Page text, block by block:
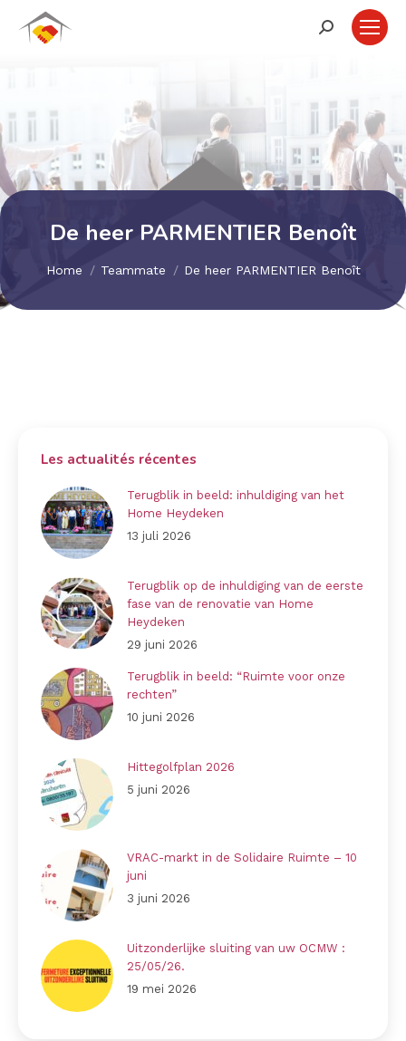
Zoeken:
De heer PARMENTIER Benoît
Home Teammate De heer PARMENTIER Benoît
Les actualités récentes
Terugblik in beeld: inhuldiging van het
Home Heydeken
13 juli 2026
Terugblik op de inhuldiging van de eerste
fase van de renovatie van Home
Heydeken
29 juni 2026
Terugblik in beeld: “Ruimte voor onze
rechten”
10 juni 2026
Hittegolfplan 2026
5 juni 2026
VRAC-markt in de Solidaire Ruimte – 10
juni
3 juni 2026
Uitzonderlijke sluiting van uw OCMW :
25/05/26.
19 mei 2026